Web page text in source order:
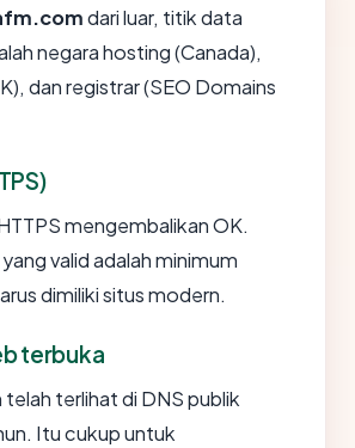
dari luar, titik data
negara hosting (Canada),
dan registrar (SEO Domains
mengembalikan OK.
valid adalah minimum
dimiliki situs modern.
terbuka
terlihat di DNS publik
Itu cukup untuk